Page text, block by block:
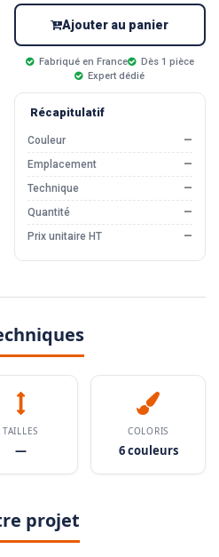
Ajouter au panier
Fabriqué en France
Dès 1 pièce
Expert dédié
Récapitulatif
Couleur
—
Emplacement
—
Technique
—
Quantité
—
Prix unitaire HT
—
TAILLES
—
COLORIS
6 couleurs
projet